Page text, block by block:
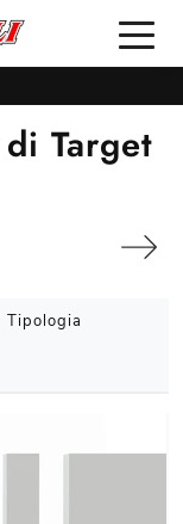
Target
Tipologia